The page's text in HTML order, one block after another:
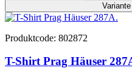
Variante
Produktcode: 802872
T-Shirt Prag Häuser